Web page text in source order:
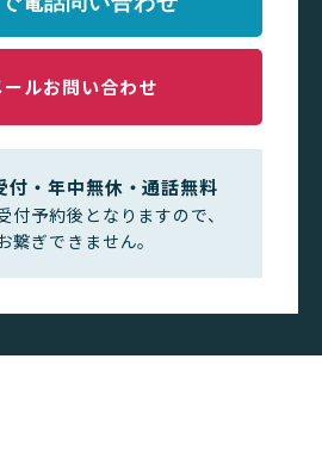
ールお問い合わせ
付・年中無休・通話無料
予約後となりますので、
繋ぎできません。